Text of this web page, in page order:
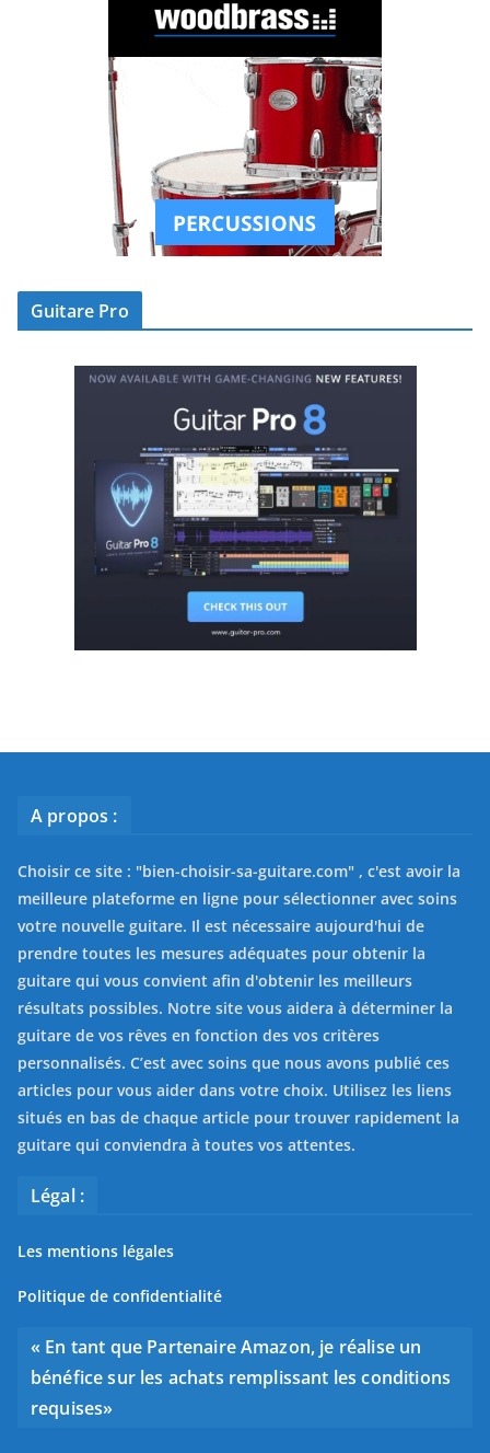
Guitare Pro
A propos :
Choisir ce site : "bien-choisir-sa-guitare.com" , c'est avoir la
meilleure plateforme en ligne pour sélectionner avec soins
votre nouvelle guitare. Il est nécessaire aujourd'hui de
prendre toutes les mesures adéquates pour obtenir la
guitare qui vous convient afin d'obtenir les meilleurs
résultats possibles. Notre site vous aidera à déterminer la
guitare de vos rêves en fonction des vos critères
personnalisés. C’est avec soins que nous avons publié ces
articles pour vous aider dans votre choix. Utilisez les liens
situés en bas de chaque article pour trouver rapidement la
guitare qui conviendra à toutes vos attentes.
Légal :
Les mentions légales
Politique de confidentialité
« En tant que Partenaire Amazon, je réalise un
bénéfice sur les achats remplissant les conditions
requises»